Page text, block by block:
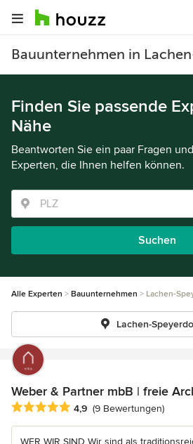
Bauunternehmen in
Finden Sie passende
Nähe
Beantworten Sie ein paar Fragen
Experten, die Ihnen helfen können.
Suchen
Alle Experten Bauunternehmen Lachen-
Lachen-
Weber & Partner mbB | freie
Durchschnittliche Bewertung: 4.9 von
4,9 (9 Bewertungen)